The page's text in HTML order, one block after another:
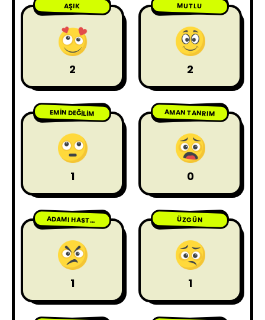
AŞIK
2
MUTLU
2
EMIN DEĞILIM
1
AMAN TANRIM
0
ADAMI HASTA ETME
1
ÜZGÜN
1